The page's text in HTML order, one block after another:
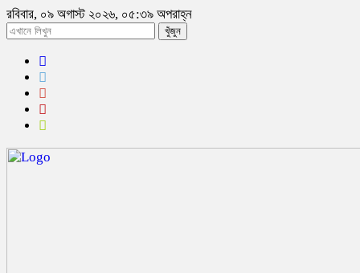
রবিবার, ০৯ অগাস্ট ২০২৬, ০৫:৩৯ অপরাহ্ন
খুঁজুন